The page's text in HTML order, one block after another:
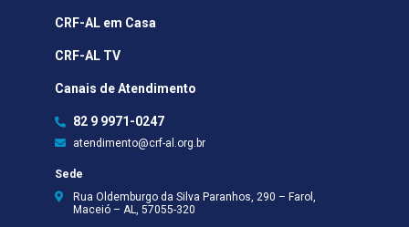
CRF-AL em Casa
CRF-AL TV
Canais de Atendimento
82 9 9971-0247
atendimento@crf-al.org.br
Sede
Rua Oldemburgo da Silva Paranhos, 290 – Farol,
Maceió – AL, 57055-320